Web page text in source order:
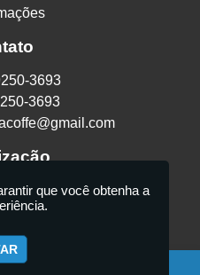
3693
3693
Vila Maria Alta - São
02130-080
que você obtenha a